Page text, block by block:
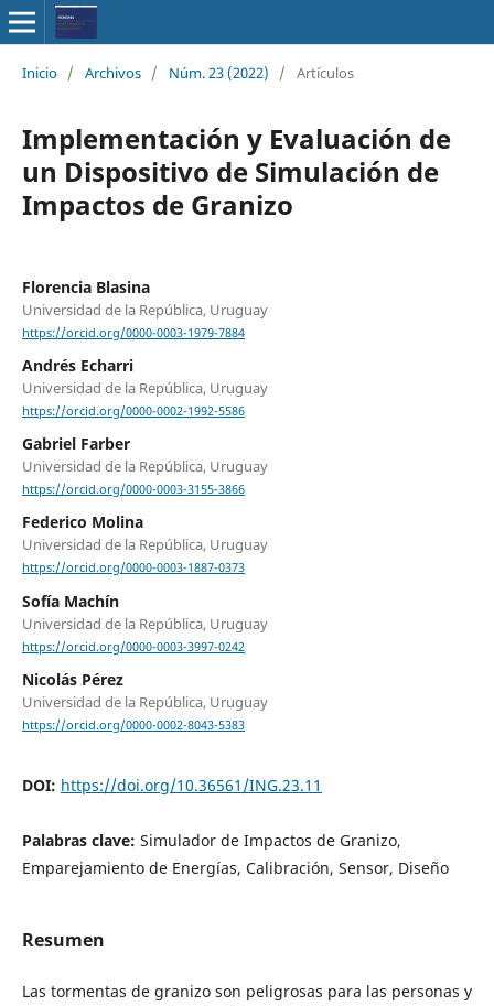
Inicio / Archivos / Núm. 23 (2022) / Artículos
Implementación y Evaluación de
un Dispositivo de Simulación de
Impactos de Granizo
Florencia Blasina
Universidad de la República, Uruguay
https://orcid.org/0000-0003-1979-7884
Andrés Echarri
Universidad de la República, Uruguay
https://orcid.org/0000-0002-1992-5586
Gabriel Farber
Universidad de la República, Uruguay
https://orcid.org/0000-0003-3155-3866
Federico Molina
Universidad de la República, Uruguay
https://orcid.org/0000-0003-1887-0373
Sofía Machín
Universidad de la República, Uruguay
https://orcid.org/0000-0003-3997-0242
Nicolás Pérez
Universidad de la República, Uruguay
https://orcid.org/0000-0002-8043-5383
DOI: https://doi.org/10.36561/ING.23.11
Palabras clave: Simulador de Impactos de Granizo,
Emparejamiento de Energías, Calibración, Sensor, Diseño
Resumen
Las tormentas de granizo son peligrosas para las personas y